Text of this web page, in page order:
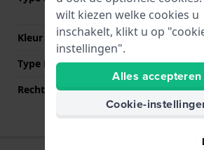
Kleur sluiting
Zilver
Type Bevestiging
Stalen
Rechte aanzet
Nee
wilt kiezen welke cookies u
inschakelt, klikt u op
instellingen".
Alles accepteren
Cookie-